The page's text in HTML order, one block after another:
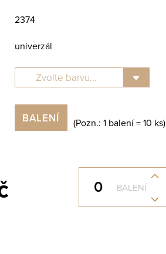
2374
univerzál
BALENÍ (Pozn.: 1 balení = 10 ks)
BALENÍ
+
-